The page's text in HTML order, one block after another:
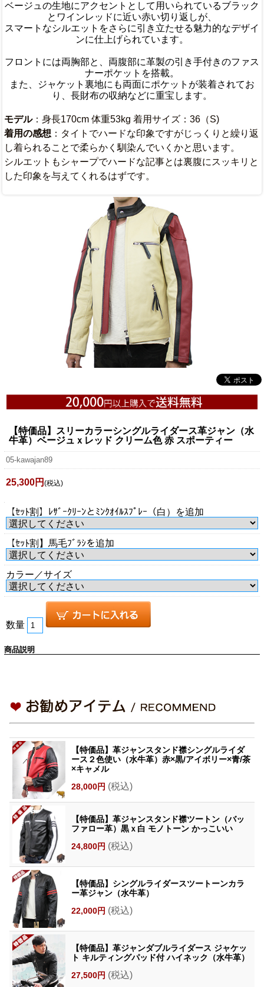
ベージュの生地にアクセントとして用いられているブラック
とワインレッドに近い赤い切り返しが、
スマートなシルエットをさらに引き立たせる魅力的なデザイ
ンに仕上げられています。
フロントには両胸部と、両腹部に革製の引き手付きのファス
ナーポケットを搭載。
また、ジャケット裏地にも両面にポケットが装着されてお
り、長財布の収納などに重宝します。
モデル：身長170cm 体重53kg 着用サイズ：36（S)
着用の感想 ：タイトでハードな印象ですがじっくりと繰り返
し着られることで柔らかく馴染んでいくかと思います。
シルエットもシャープでハードな記事とは裏腹にスッキリと
した印象を与えてくれるはずです。
【特価品】スリーカラーシングルライダース革ジャン（水
牛革）ベージュｘレッド クリーム色 赤 スポーティー
05-kawajan89
25,300円 (税込)
【ｾｯﾄ割】ﾚｻﾞｰｸﾘｰﾝとﾐﾝｸｵｲﾙｽﾌﾟﾚｰ（白）を追加
【ｾｯﾄ割】馬毛ﾌﾞﾗｼを追加
カラー／サイズ
数量
商品説明
【特価品】革ジャンスタンド襟シングルライダ
ース２色使い（水牛革）赤×黒/アイボリー×青/茶
×キャメル
28,000円 (税込)
【特価品】革ジャンスタンド襟ツートン（バッ
ファロー革）黒ｘ白 モノトーン かっこいい
24,800円 (税込)
【特価品】シングルライダースツートーンカラ
ー革ジャン（水牛革）
22,000円 (税込)
【特価品】革ジャンダブルライダース ジャケッ
ト キルティングパッド付 ハイネック（水牛革）
27,500円 (税込)